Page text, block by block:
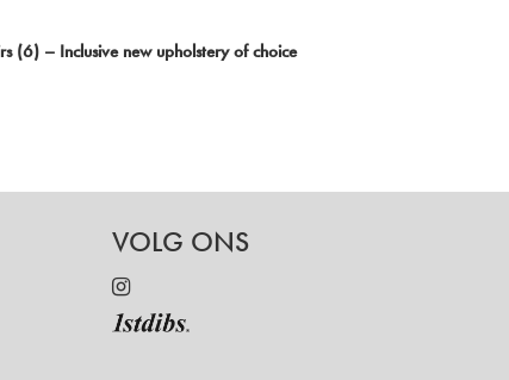
(6) – Inclusive new upholstery of choice
VOLG ONS